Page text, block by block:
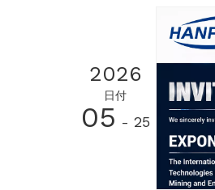
2026
日付
05 - 25